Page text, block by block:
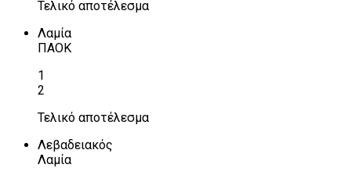
Τελικό αποτέλεσμα
Λαμία
ΠΑΟΚ
1
2
Τελικό αποτέλεσμα
Λεβαδειακός
Λαμία